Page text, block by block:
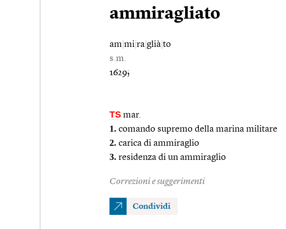
ammiragliato
am mi ra glià to
s.m.
1629;
TS mar.
1. comando supremo della marina militare
2. carica di ammiraglio
3. residenza di un ammiraglio
Correzioni e suggerimenti
Condividi